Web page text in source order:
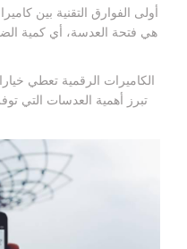
أولى الفوارق التقنية بين
هي فتحة العدسة، أي كمية
الكاميرات الرقمية تعطي
تبرز أهمية العدسات التي